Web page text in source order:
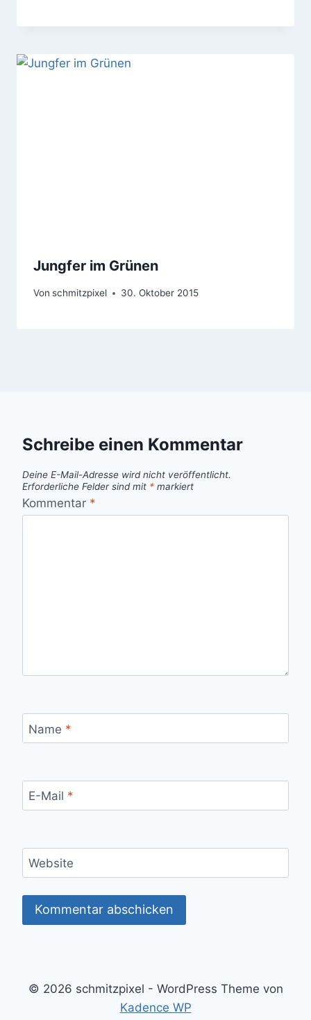
Jungfer im Grünen
Von schmitzpixel 30. Oktober 2015
Schreibe einen Kommentar
Deine E-Mail-Adresse wird nicht veröffentlicht.
Erforderliche Felder sind mit * markiert
Kommentar *
Name *
E-Mail *
Website
© 2026 schmitzpixel - WordPress Theme von
Kadence WP